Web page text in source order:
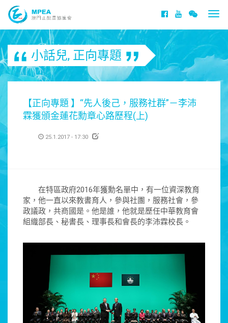
小話兒, 正向專題
【正向專題 】“先人後己，服務社群”－李沛
霖獲頒金蓮花勳章心路歷程(上)
25.1.2017 - 17:30
在特區政府2016年獲勳名單中，有一位資深教育
家，他一直以來教書育人，參與社團，服務社會，參
政議政，共商國是。他是誰，他就是歷任中華教育會
組織部長、秘書長、理事長和會長的李沛霖校長。